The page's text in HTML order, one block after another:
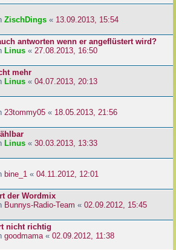
ZischDings « 13.09.2013, 15:54
antworten wenn er angeflüstert wird?
Linus « 27.08.2013, 16:50
mehr
Linus « 04.07.2013, 20:13
23tommy05 « 18.05.2013, 21:56
Linus « 30.03.2013, 13:33
bine_1 « 04.11.2012, 12:01
der Wordmix
Bunnys-Radio-Team « 02.09.2012, 15:45
nicht richtig
goodmama « 02.09.2012, 11:38